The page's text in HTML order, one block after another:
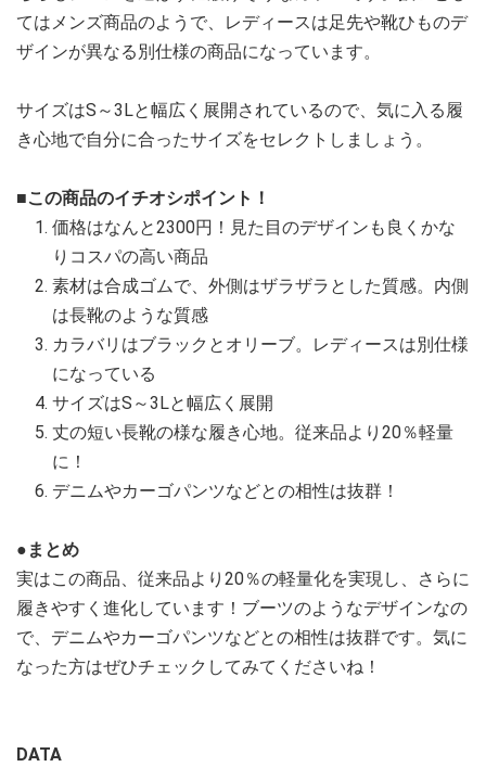
てはメンズ商品のようで、レディースは足先や靴ひものデ
ザインが異なる別仕様の商品になっています。
サイズはS～3Lと幅広く展開されているので、気に入る履
き心地で自分に合ったサイズをセレクトしましょう。
■この商品のイチオシポイント！
価格はなんと2300円！見た目のデザインも良くかな
りコスパの高い商品
素材は合成ゴムで、外側はザラザラとした質感。内側
は長靴のような質感
カラバリはブラックとオリーブ。レディースは別仕様
になっている
サイズはS～3Lと幅広く展開
丈の短い長靴の様な履き心地。従来品より20％軽量
に！
デニムやカーゴパンツなどとの相性は抜群！
●まとめ
実はこの商品、従来品より20％の軽量化を実現し、さらに
履きやすく進化しています！ブーツのようなデザインなの
で、デニムやカーゴパンツなどとの相性は抜群です。気に
なった方はぜひチェックしてみてくださいね！
DATA